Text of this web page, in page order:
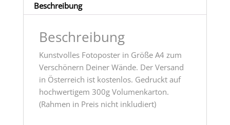
Beschreibung
Beschreibung
Kunstvolles Fotoposter in Größe A4 zum
Verschönern Deiner Wände. Der Versand
in Österreich ist kostenlos. Gedruckt auf
hochwertigem 300g Volumenkarton.
(Rahmen in Preis nicht inkludiert)